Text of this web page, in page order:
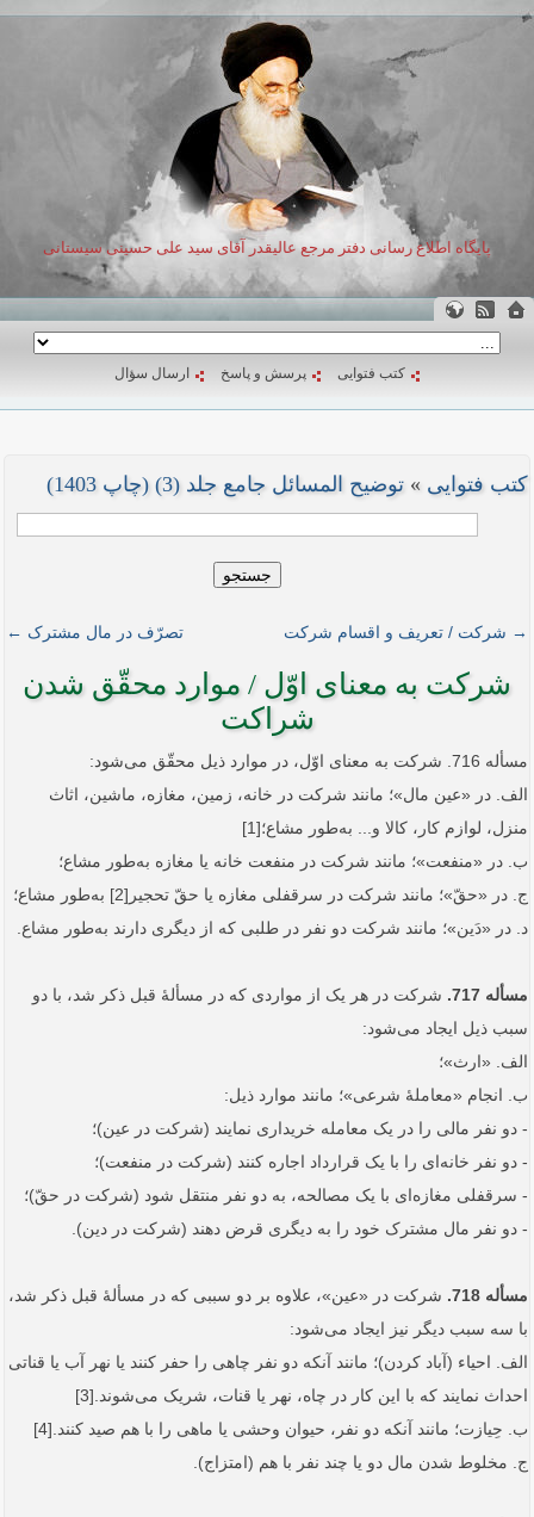
پایگاه اطلاع رسانی دفتر مرجع عالیقدر آقای سید علی حسینی سیستانی
کتب فتوایی پرسش و پاسخ ارسال سؤال
کتب فتوایی » توضیح المسائل جامع جلد (3) (چاپ 1403)
جستجو
تصرّف در مال مشترک ← → شرکت / تعریف و اقسام شرکت
شرکت به معنای اوّل / موارد محقّق شدن
شراکت
مسأله 716. شرکت به معنای اوّل، در موارد ذیل محقّق می‌شود:
الف. در «عین مال»؛ مانند شرکت در خانه، زمین، مغازه، ماشین، اثاث
منزل، لوازم کار، کالا و... به‌طور مشاع؛[1]
ب. در «منفعت»؛ مانند شرکت در منفعت خانه یا مغازه به‌طور مشاع؛
ج. در «حقّ»؛ مانند شرکت در سرقفلی مغازه یا حقّ تحجیر[2] به‌طور مشاع؛
د. در «دَین»؛ مانند شرکت دو نفر در طلبی که از دیگری دارند به‌طور مشاع.
مسأله 717.
شرکت در هر یک از مواردی که در مسألۀ قبل ذکر شد، با دو
سبب ذیل ایجاد می‌شود:
الف. «ارث»؛
ب. انجام «معاملۀ شرعی»؛ مانند موارد ذیل:
- دو نفر مالی را در یک معامله خریداری نمایند (شرکت در عین)؛
- دو نفر خانه‌ای را با یک قرارداد اجاره کنند (شرکت در منفعت)؛
- سرقفلی مغازه‌ای با یک مصالحه، به دو نفر منتقل شود (شرکت در حقّ)؛
- دو نفر مال مشترک خود را به دیگری قرض دهند (شرکت در دین).
مسأله 718.
شرکت در «عین»، علاوه بر دو سببی که در مسألۀ قبل ذکر شد،
با سه سبب دیگر نیز ایجاد می‌شود:
الف. احیاء (آباد کردن)؛ مانند آنکه دو نفر چاهی را حفر کنند یا نهر آب یا قناتی
احداث نمایند که با این کار در چاه، نهر یا قنات، شریک می‌شوند.[3]
ب. حِیازت؛ مانند آنکه دو نفر، حیوان وحشی یا ماهی را با هم صید کنند.[4]
ج. مخلوط شدن مال دو یا چند نفر با هم (امتزاج).